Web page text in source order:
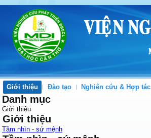
Giới thiệu Đào tạo Nghiên cứu & Hợp tác
Danh mục
Giới thiệu
Giới thiệu
Tầm nhìn - sứ mệnh